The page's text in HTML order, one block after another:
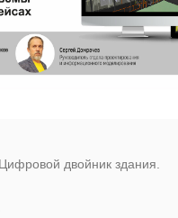
двойник здания.